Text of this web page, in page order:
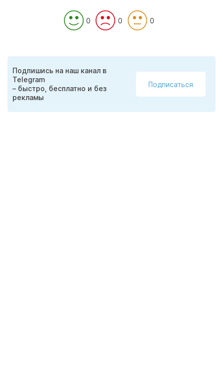
0 0 0
Подпишись на наш канал в
Telegram
– быстро, бесплатно и без
рекламы
Подписаться